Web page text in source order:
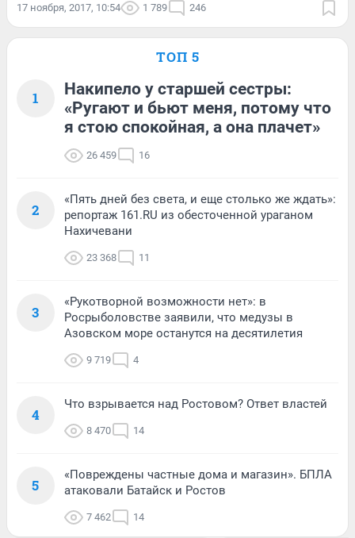
17 ноября, 2017, 10:54 1 789 246
ТОП 5
1
Накипело у старшей сестры:
«Ругают и бьют меня, потому что
я стою спокойная, а она плачет»
26 459 16
2
«Пять дней без света, и еще столько же ждать»:
репортаж 161.RU из обесточенной ураганом
Нахичевани
23 368 11
3
«Рукотворной возможности нет»: в
Росрыболовстве заявили, что медузы в
Азовском море останутся на десятилетия
9 719 4
4
Что взрывается над Ростовом? Ответ властей
8 470 14
5
«Повреждены частные дома и магазин». БПЛА
атаковали Батайск и Ростов
7 462 14